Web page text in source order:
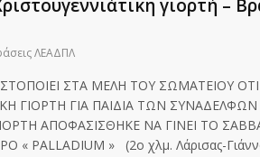
γιορτή –
ΛΕΑΔΠΛ
ΣΤΑ ΜΕΛΗ ΤΟΥ ΣΩΜΑΤΕΙΟΥ ΟΤΙ
ΓΙΟΡΤΗ ΓΙΑ ΠΑΙΔΙΑ ΤΩΝ ΣΥΝΑΔΕΛΦΩΝ
ΑΠΟΦΑΣΙΣΘΗΚΕ ΝΑ ΓΙΝΕΙ ΤΟ
PALLADIUM » (2o χλμ. Λάρισας-